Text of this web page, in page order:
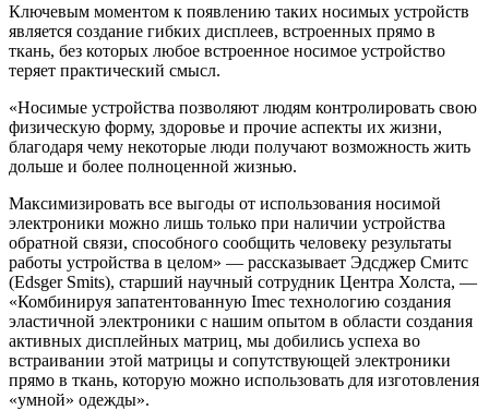
Ключевым моментом к появлению таких носимых устройств
является создание гибких дисплеев, встроенных прямо в
ткань, без которых любое встроенное носимое устройство
теряет практический смысл.
«Носимые устройства позволяют людям контролировать свою
физическую форму, здоровье и прочие аспекты их жизни,
благодаря чему некоторые люди получают возможность жить
дольше и более полноценной жизнью.
Максимизировать все выгоды от использования носимой
электроники можно лишь только при наличии устройства
обратной связи, способного сообщить человеку результаты
работы устройства в целом» — рассказывает Эдсджер Смитс
(Edsger Smits), старший научный сотрудник Центра Холста, —
«Комбинируя запатентованную Imec технологию создания
эластичной электроники с нашим опытом в области создания
активных дисплейных матриц, мы добились успеха во
встраивании этой матрицы и сопутствующей электроники
прямо в ткань, которую можно использовать для изготовления
«умной» одежды».